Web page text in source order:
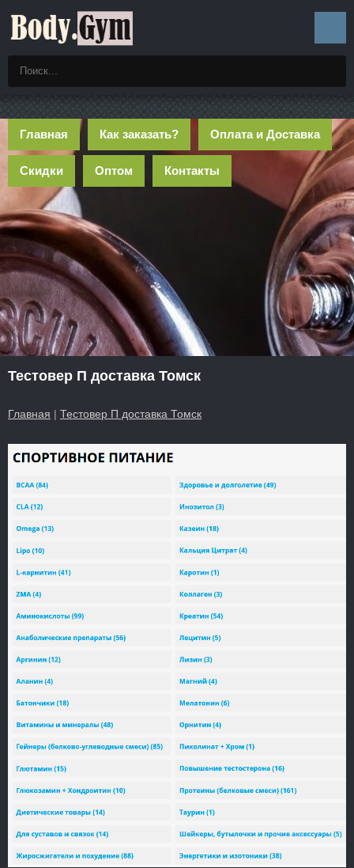
Главная Как заказать? Оплата и Доставка
Скидки Оптом Контакты
Тестовер П доставка Томск
Главная | Тестовер П доставка Томск